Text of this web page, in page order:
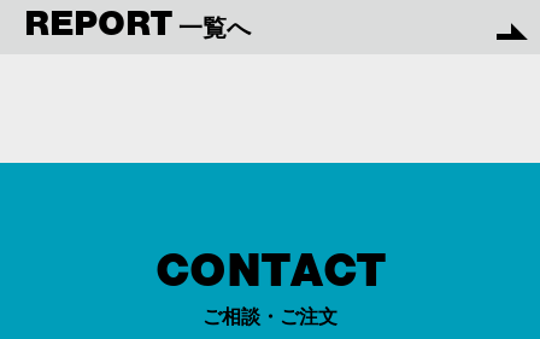
REPORT 一覧へ
CONTACT
ご相談・ご注文